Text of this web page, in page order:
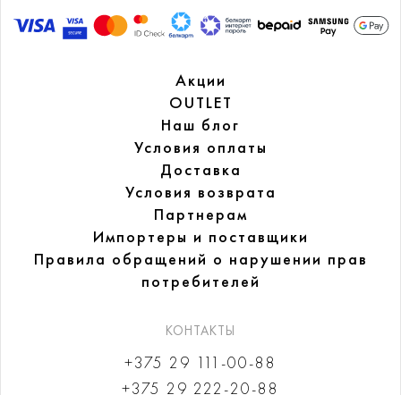
Акции
OUTLET
Наш блог
Условия оплаты
Доставка
Условия возврата
Партнерам
Импортеры и поставщики
Правила обращений о нарушении прав
потребителей
КОНТАКТЫ
+375 29 111-00-88
+375 29 222-20-88